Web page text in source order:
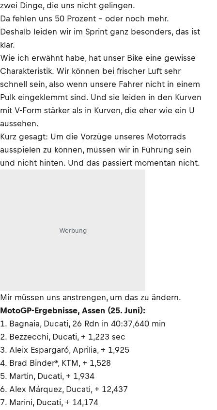
zwei Dinge, die uns nicht gelingen.
Da fehlen uns 50 Prozent – oder noch mehr.
Deshalb leiden wir im Sprint ganz besonders, das ist
klar.
Wie ich erwähnt habe, hat unser Bike eine gewisse
Charakteristik. Wir können bei frischer Luft sehr
schnell sein, also wenn unsere Fahrer nicht in einem
Pulk eingeklemmt sind. Und sie leiden in den Kurven
mit V-Form stärker als in Kurven, die eher wie ein U
aussehen.
Kurz gesagt: Um die Vorzüge unseres Motorrads
ausspielen zu können, müssen wir in Führung sein
und nicht hinten. Und das passiert momentan nicht.
Werbung
Mir müssen uns anstrengen, um das zu ändern.
MotoGP-Ergebnisse, Assen (25. Juni):
1. Bagnaia, Ducati, 26 Rdn in 40:37,640 min
2. Bezzecchi, Ducati, + 1,223 sec
3. Aleix Espargaró, Aprilia, + 1,925
4. Brad Binder*, KTM, + 1,528
5. Martin, Ducati, + 1,934
6. Alex Márquez, Ducati, + 12,437
7. Marini, Ducati, + 14,174